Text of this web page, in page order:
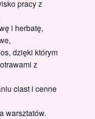
pracy z
i herbatę,
dzięki którym
z
ciast i cenne
warsztatów.